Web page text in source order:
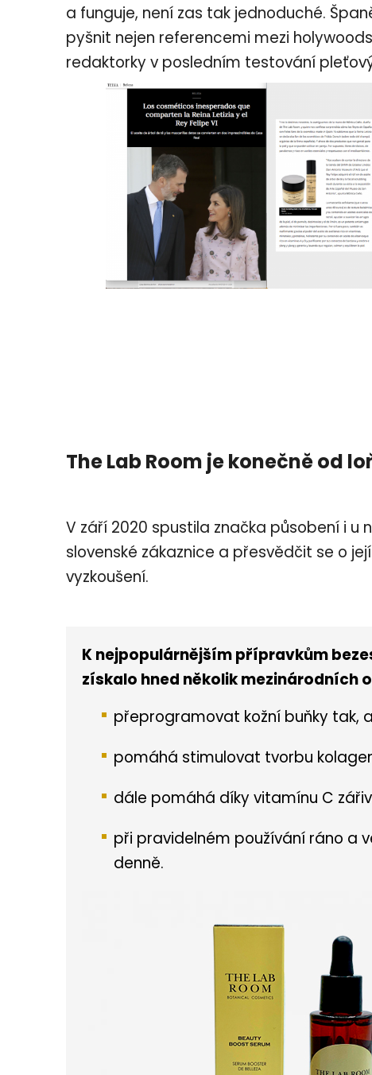
a funguje, není zas tak jednoduché.
pyšnit nejen referencemi mezi
redaktorky v posledním testování
The Lab Room je konečně od
V září 2020 spustila značka působení i
slovenské zákaznice a přesvědčit se o
vyzkoušení.
K nejpopulárnějším přípravkům
získalo hned několik mezinárodních
přeprogramovat kožní buňky tak,
pomáhá stimulovat tvorbu
dále pomáhá díky vitamínu C
při pravidelném používání ráno a
denně.